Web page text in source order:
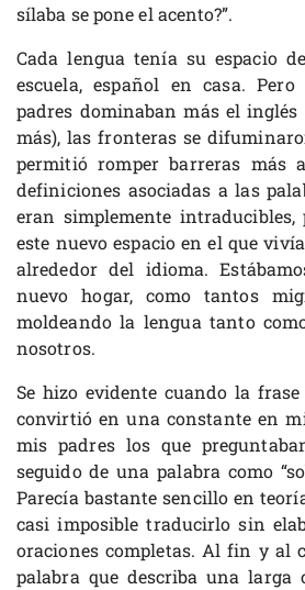
sílaba se pone el acento?”.
Cada lengua tenía su espacio
escuela, español en casa.
padres dominaban más el
más), las fronteras se
permitió romper barreras más
definiciones asociadas a las
eran simplemente intraducibles,
este nuevo espacio en el que
alrededor del idioma.
nuevo hogar, como tantos
moldeando la lengua tanto
nosotros.
Se hizo evidente cuando la frase
convirtió en una constante en
mis padres los que
seguido de una palabra como
Parecía bastante sencillo en
casi imposible traducirlo sin
oraciones completas. Al fin y al
palabra que describa una larga